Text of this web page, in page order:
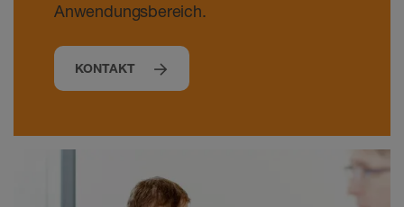
Anwendungsbereich.
KONTAKT